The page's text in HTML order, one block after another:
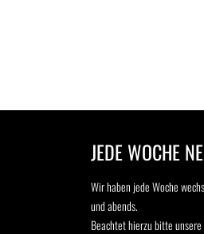
JEDE WOCHE
Wir haben jede Woche
und abends.
Beachtet hierzu bitte